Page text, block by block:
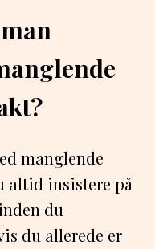
manglende
altid insistere på
du
du allerede er